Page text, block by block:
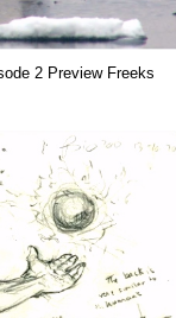
2 Preview Freeks